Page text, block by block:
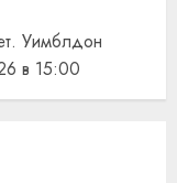
Уимблдон
в 15:00